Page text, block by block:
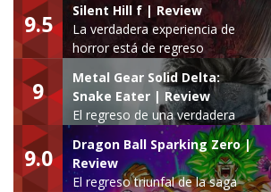
9.5
Silent Hill f | Review
La verdadera experiencia de
horror está de regreso
9
Metal Gear Solid Delta:
Snake Eater | Review
El regreso de una verdadera
leyenda
9.0
Dragon Ball Sparking Zero |
Review
El regreso triunfal de la saga